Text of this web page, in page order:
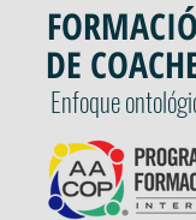
Enfoque
DE